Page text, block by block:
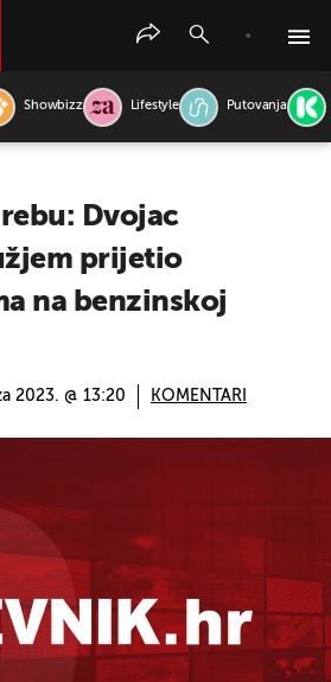
Showbizz Lifestyle Putovanja
Dvojac
prijetio
na benzinskoj
2023. @ 13:20 KOMENTARI